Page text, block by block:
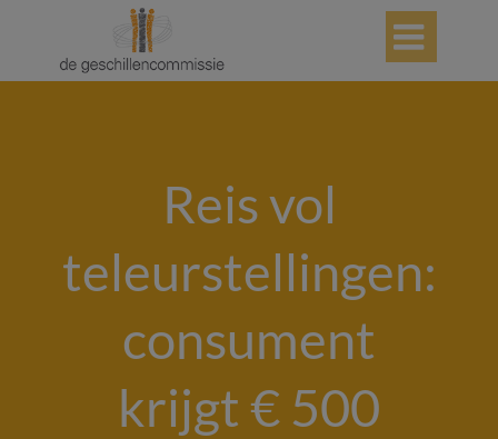

Reis vol
teleurstellingen:
consument
krijgt € 500